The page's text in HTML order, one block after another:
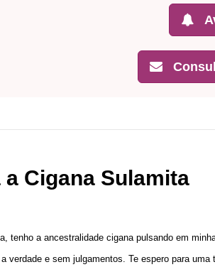
a Cigana Sulamita
tenho a ancestralidade cigana pulsando em
verdade e sem julgamentos. Te espero para uma